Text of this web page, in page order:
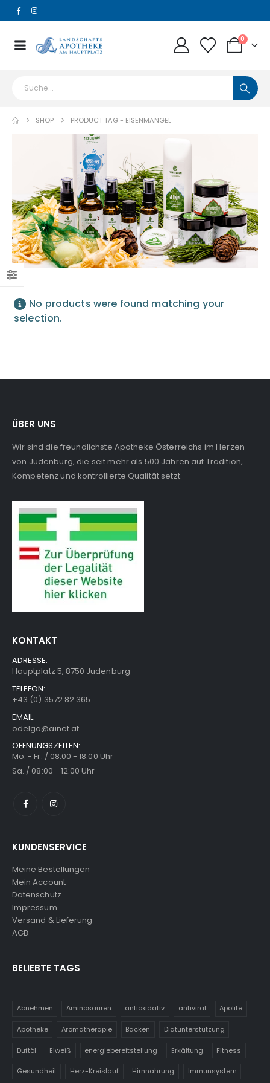
0
SHOP PRODUCT TAG - EISENMANGEL
No products were found matching your
selection.
ÜBER UNS
Wir sind die freundlichste Apotheke Österreichs im Herzen
von Judenburg, die seit mehr als 500 Jahren auf Tradition,
Kompetenz und kontrollierte Qualität setzt.
KONTAKT
ADRESSE:
Hauptplatz 5, 8750 Judenburg
TELEFON:
+43 (0) 3572 82 365
EMAIL:
odelga@ainet.at
ÖFFNUNGSZEITEN:
Mo. - Fr. / 08:00 - 18:00 Uhr
Sa. / 08:00 - 12:00 Uhr
KUNDENSERVICE
Meine Bestellungen
Mein Account
Datenschutz
Impressum
Versand & Lieferung
AGB
BELIEBTE TAGS
Abnehmen Aminosäuren antioxidativ antiviral Apolife
Apotheke Aromatherapie Backen Diätunterstützung
Duftöl Eiweiß energiebereitstellung Erkältung Fitness
Gesundheit Herz-Kreislauf Hirnnahrung Immunsystem